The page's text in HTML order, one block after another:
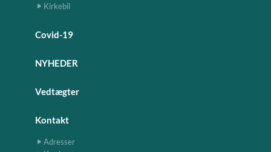
Kirkebil
Covid-19
NYHEDER
Vedtægter
Kontakt
Adresser